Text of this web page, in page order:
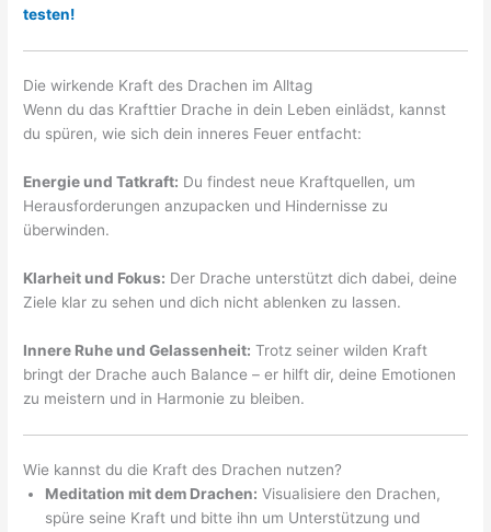
testen!
Die wirkende Kraft des Drachen im Alltag
Wenn du das Krafttier Drache in dein Leben einlädst, kannst
du spüren, wie sich dein inneres Feuer entfacht:
Energie und Tatkraft: Du findest neue Kraftquellen, um
Herausforderungen anzupacken und Hindernisse zu
überwinden.
Klarheit und Fokus: Der Drache unterstützt dich dabei, deine
Ziele klar zu sehen und dich nicht ablenken zu lassen.
Innere Ruhe und Gelassenheit: Trotz seiner wilden Kraft
bringt der Drache auch Balance – er hilft dir, deine Emotionen
zu meistern und in Harmonie zu bleiben.
Wie kannst du die Kraft des Drachen nutzen?
Meditation mit dem Drachen: Visualisiere den Drachen,
spüre seine Kraft und bitte ihn um Unterstützung und